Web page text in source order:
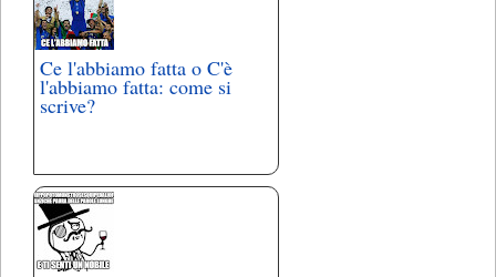
Ce l'abbiamo fatta o C'è
l'abbiamo fatta: come si
scrive?